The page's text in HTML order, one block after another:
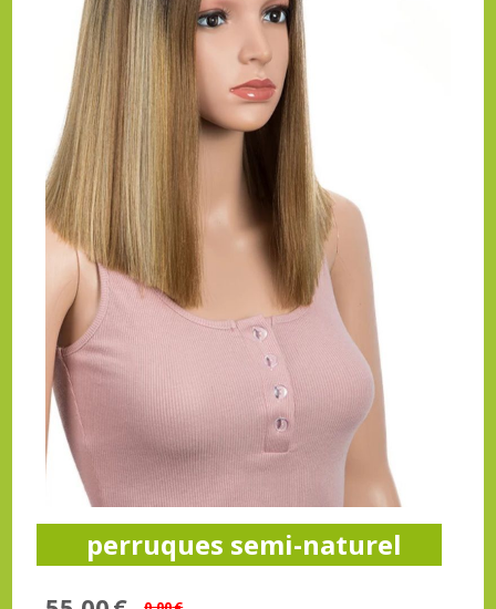
perruques semi-naturel